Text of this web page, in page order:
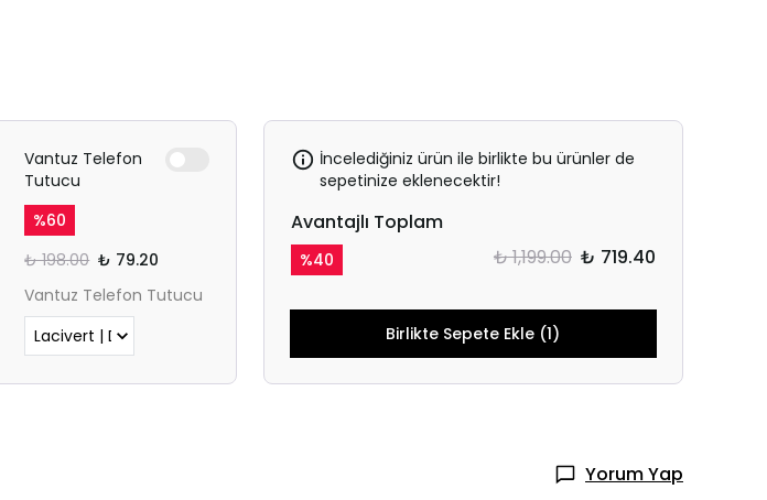
Vantuz Telefon
Tutucu
%60
₺ 198.00 ₺ 79.20
Vantuz Telefon Tutucu
İncelediğiniz ürün ile birlikte bu ürünler de
sepetinize eklenecektir!
Avantajlı Toplam
%40 ₺ 1,199.00 ₺ 719.40
Birlikte Sepete Ekle (1)
Yorum Yap